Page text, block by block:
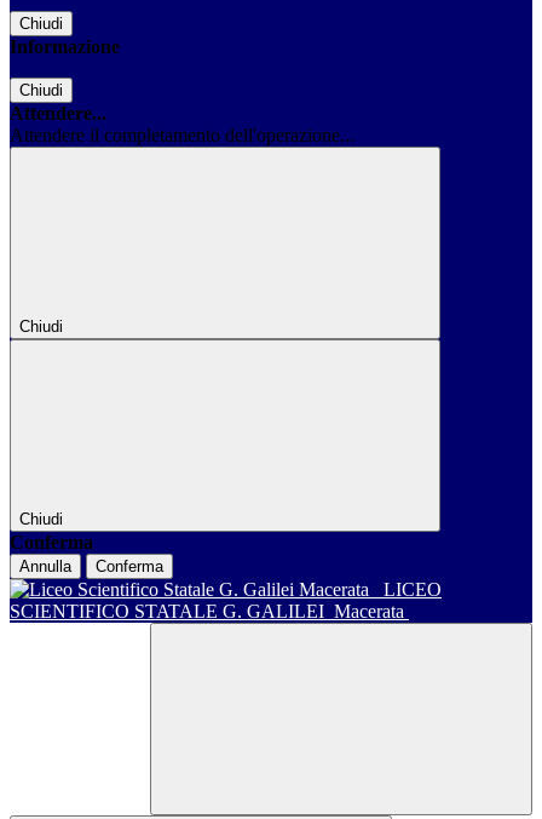
Chiudi
Informazione
Chiudi
Attendere...
Attendere il completamento dell'operazione...
Chiudi
Chiudi
Conferma
Annulla Conferma
LICEO
SCIENTIFICO STATALE G. GALILEI Macerata